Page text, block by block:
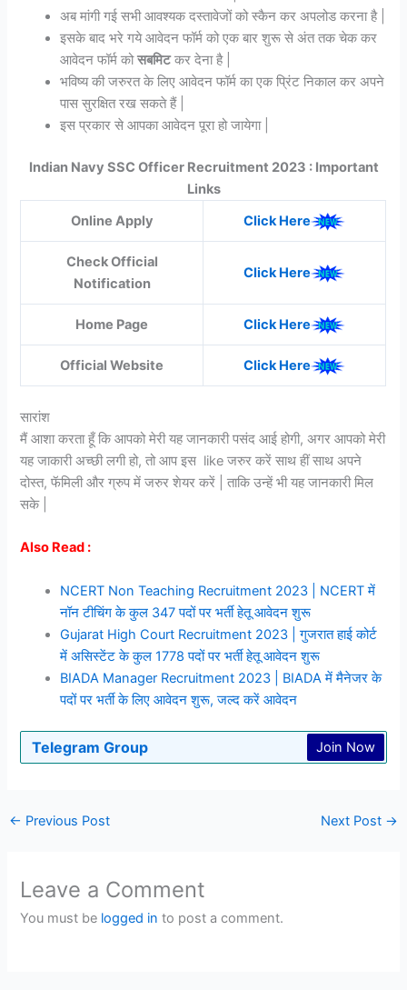
अब मांगी गई सभी आवश्यक दस्तावेजों को स्कैन कर अपलोड करना है |
इसके बाद भरे गये आवेदन फॉर्म को एक बार शुरू से अंत तक चेक कर
आवेदन फॉर्म कोसबमिटकर देना है |
भविष्य की जरुरत के लिए आवेदन फॉर्म का एक प्रिंट निकाल कर अपने
पास सुरक्षित रख सकते हैं |
इस प्रकार से आपका आवेदन पूरा हो जायेगा |
Indian Navy SSC Officer Recruitment 2023 : Important
Links
Online Apply
Click Here
Check Official
Notification
Click Here
Home Page Click Here
Official Website Click Here
सारांश
मैं आशा करता हूँ कि आपको मेरी यह जानकारी पसंद आई होगी, अगर आपको मेरी
यह जाकारी अच्छी लगी हो, तो आप इस like जरुर करें साथ हीं साथ अपने
दोस्त, फॅमिली और ग्रुप में जरुर शेयर करें | ताकि उन्हें भी यह जानकारी मिल
सके |
Also Read :
NCERT Non Teaching Recruitment 2023 | NCERT में
नॉन टीचिंग के कुल 347 पदों पर भर्ती हेतू आवेदन शुरू
Gujarat High Court Recruitment 2023 | गुजरात हाई कोर्ट
में असिस्टेंट के कुल 1778 पदों पर भर्ती हेतू आवेदन शुरू
BIADA Manager Recruitment 2023 | BIADA में मैनेजर के
पदों पर भर्ती के लिए आवेदन शुरू, जल्द करें आवेदन
Telegram Group Join Now
← Previous Post Next Post →
Leave a Comment
You must be logged in to post a comment.